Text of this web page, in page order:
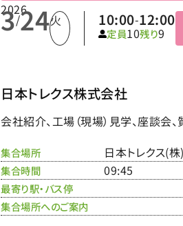
2026
3/24火 10:00-12:00
定員10残り9
日本トレクス株式会社
会社紹介、工場（現場）見学、座談会
集合場所 日本トレクス(
集合時間 09:45
最寄り駅・バス停
集合場所へのご案内